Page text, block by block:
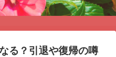
る？引退や復帰の噂